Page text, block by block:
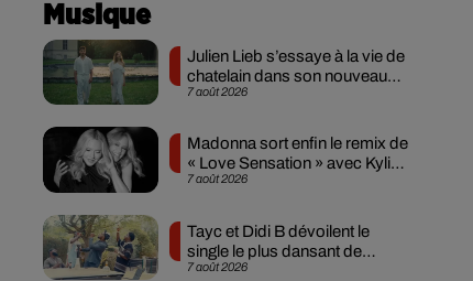
Musique
7 août 2026
Julien Lieb s’essaye à la vie de
chatelain dans son nouveau
clip
7 août 2026
Madonna sort enfin le remix de
« Love Sensation » avec Kylie
Minogue
7 août 2026
Tayc et Didi B dévoilent le
single le plus dansant de
l’année